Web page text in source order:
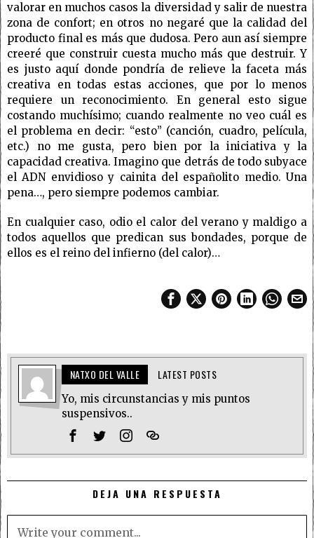
valorar en muchos casos la diversidad y salir de nuestra
zona de confort; en otros no negaré que la calidad del
producto final es más que dudosa. Pero aun así siempre
creeré que construir cuesta mucho más que destruir. Y
es justo aquí donde pondría de relieve la faceta más
creativa en todas estas acciones, que por lo menos
requiere un reconocimiento. En general esto sigue
costando muchísimo; cuando realmente no veo cuál es
el problema en decir: “esto” (canción, cuadro, película,
etc.) no me gusta, pero bien por la iniciativa y la
capacidad creativa. Imagino que detrás de todo subyace
el ADN envidioso y cainita del españolito medio. Una
pena…, pero siempre podemos cambiar.
En cualquier caso, odio el calor del verano y maldigo a
todos aquellos que predican sus bondades, porque de
ellos es el reino del infierno (del calor)…
NATXO DEL VALLE LATEST POSTS
Yo, mis circunstancias y mis puntos
suspensivos..
DEJA UNA RESPUESTA